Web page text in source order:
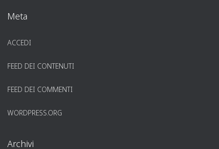
Meta
ACCEDI
FEED DEI CONTENUTI
FEED DEI COMMENTI
WORDPRESS.ORG
Archivi